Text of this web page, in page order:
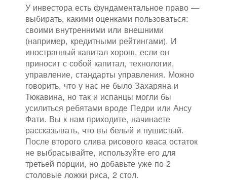
У инвестора есть фундаментальное право —
выбирать, какими оценками пользоваться:
своими внутренними или внешними
(например, кредитными рейтингами). И
иностранный капитал хорош, если он
приносит с собой капитал, технологии,
управление, стандарты управления. Можно
говорить, что у нас не было Захаряна и
Тюкавина, но так и испанцы могли бы
усилиться ребятами вроде Педри или Ансу
Фати. Вы к нам приходите, начинаете
рассказывать, что вы белый и пушистый.
После второго слива рисового кваса остаток
не выбрасывайте, используйте его для
третьей порции, но добавьте уже по 2
столовые ложки риса, 2 стол.